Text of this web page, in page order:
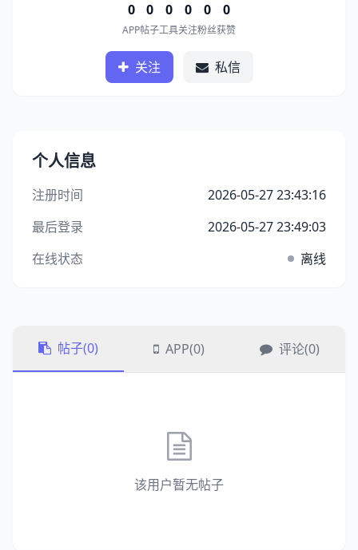
0
APP
0
帖子
0
工具
0
关注
0
粉丝
0
获赞
关注 私信
个人信息
注册时间
2026-05-27 23:43:16
最后登录
2026-05-27 23:49:03
在线状态
离线
帖子(0) APP(0) 评论(0)
该用户暂无帖子